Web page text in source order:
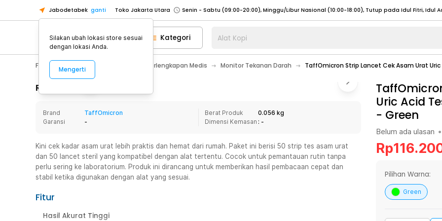
Jabodetabek ganti Toko Jakarta Utara
Toko Tangerang
Toko Cikupa
Pick n Go Jakarta Barat
Senin - Jumat (07:00 - 20:00), Sabtu - Minggu (08:00 - 20:00), Tutup pada Idul Fitri
Pick n Go Bekasi
Senin - Jumat (08:00 - 20:00), Sabtu - Minggu/ Libur Nasional (08:00 - 17:00) Selengkapnya
Senin - Jumat (08:00 - 20:00), Sabtu - Minggu/ Libur Nasional (08:00 - 17:00) Selengkapnya
Senin - Sabtu (09:00-20:00), Minggu/Libur Nasional (12:00-20:00), Tutup pada Idul Fitri
Toko Jakarta Barat
Senin - Sabtu (09:00-20:00), Minggu/Libur Nasional (12:00-20:00), Tutup pada Idul Fitri
Toko Tangerang
Toko Cikupa
Pick n Go Jakarta Barat
Senin - Jumat (07:00 - 20:00), Sabtu - Minggu (08:00 - 20:00), Tutup pada Idul Fitri
Senin - Jumat (08:00 - 20:00), Sabtu - Minggu/ Libur Nasional (08:00 - 17:00) Selengkapnya
Kategori Alat Kopi
Fashion, Make Up & Beauty Care Perlengkapan Medis Monitor Tekanan Darah TaffOmicron Strip Lancet Cek Asam Urat Uric
Rincian Produk
Brand
TaffOmicron
Garansi
-
Berat Produk
0.056 kg
Dimensi Kemasan : -
Kini cek kadar asam urat lebih praktis dan hemat dari rumah. Paket ini berisi 50 strip tes asam urat
dan 50 lancet steril yang kompatibel dengan alat tertentu. Cocok untuk pemantauan rutin tanpa
perlu sering ke laboratorium. Produk ini dirancang untuk memberikan hasil pembacaan cepat dan
stabil ketika digunakan dengan alat yang sesuai.
Fitur
Hasil Akurat Tinggi
Uric Acid
- Green
Belum ada ulasan •
Rp
Pilihan Warna:
Green
Silakan ubah lokasi store sesuai
dengan lokasi Anda.
Mengerti